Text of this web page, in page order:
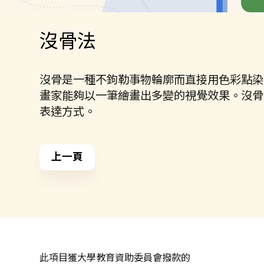
沒骨法
沒骨是一種不鉤勒事物輪廓而直接用色彩點
畫家能夠以一筆繪畫出多變的視覺效果。沒
表達方式。
上一頁
此項目獲大學教育資助委員會撥款的